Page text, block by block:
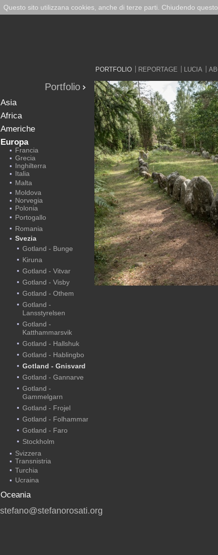
Questo sito utilizzana cookies, anche di terze parti. Chiudendo
PORTFOLIO REPORTAGE LUCIA
Portfolio
Asia
Africa
Americhe
Europa
Francia
Grecia
Inghilterra
Italia
Malta
Moldova
Norvegia
Polonia
Portogallo
Romania
Svezia
Gotland - Bunge
Kiruna
Gotland - Vitvar
Gotland - Visby
Gotland - Othem
Gotland -
Lansstyrelsen
Gotland -
Katthammarsvik
Gotland - Hallshuk
Gotland - Hablingbo
Gotland - Gnisvard
Gotland - Gannarve
Gotland -
Gammelgarn
Gotland - Frojel
Gotland - Folhammar
Gotland - Faro
Stockholm
Svizzera
Transnistria
Turchia
Ucraina
Oceania
stefano@stefanorosati.org